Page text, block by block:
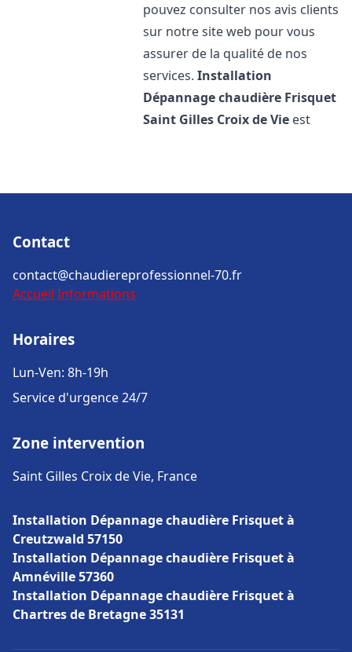
pouvez consulter nos avis clients
sur notre site web pour vous
assurer de la qualité de nos
services.Installation
Dépannage chaudière Frisquet
Saint Gilles Croix de Vie est
Contact
contact@chaudiereprofessionnel-70.fr
Accueil Informations
Horaires
Lun-Ven: 8h-19h
Service d'urgence 24/7
Zone intervention
Saint Gilles Croix de Vie, France
Installation Dépannage chaudière Frisquet à
Creutzwald 57150
Installation Dépannage chaudière Frisquet à
Amnéville 57360
Installation Dépannage chaudière Frisquet à
Chartres de Bretagne 35131